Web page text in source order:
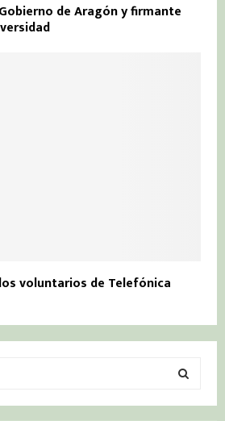
de Aragón y firmante
voluntarios de Telefónica
S